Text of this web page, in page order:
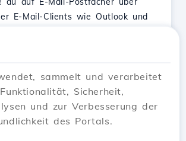
E-Mail-Clients wie Outlook und
einschließlich auf Android.
sammelt und verarbeitet
Sicherheit,
und zur Verbesserung der
des Portals.